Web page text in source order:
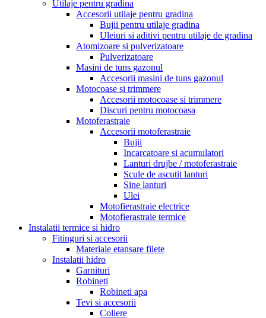
Utilaje pentru gradina
Accesorii utilaje pentru gradina
Bujii pentru utilaje gradina
Uleiuri si aditivi pentru utilaje de gradina
Atomizoare si pulverizatoare
Pulverizatoare
Masini de tuns gazonul
Accesorii masini de tuns gazonul
Motocoase si trimmere
Accesorii motocoase si trimmere
Discuri pentru motocoasa
Motoferastraie
Accesorii motoferastraie
Bujii
Incarcatoare si acumulatori
Lanturi drujbe / motoferastraie
Scule de ascutit lanturi
Sine lanturi
Ulei
Motofierastraie electrice
Motofierastraie termice
Instalatii termice si hidro
Fitinguri si accesorii
Materiale etansare filete
Instalatii hidro
Garnituri
Robineti
Robineti apa
Tevi si accesorii
Coliere